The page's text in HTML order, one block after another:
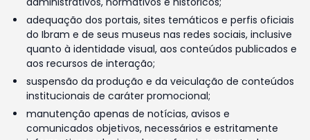
adequação dos portais, sites temáticos e perfis oficiais
do Ibram e de seus museus nas redes sociais, inclusive
quanto à identidade visual, aos conteúdos publicados e
aos recursos de interação;
suspensão da produção e da veiculação de conteúdos
institucionais de caráter promocional;
manutenção apenas de notícias, avisos e
comunicados objetivos, necessários e estritamente